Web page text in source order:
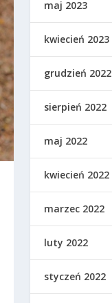
maj 2023
kwiecień 2023
grudzień 2022
sierpień 2022
maj 2022
kwiecień 2022
marzec 2022
luty 2022
styczeń 2022